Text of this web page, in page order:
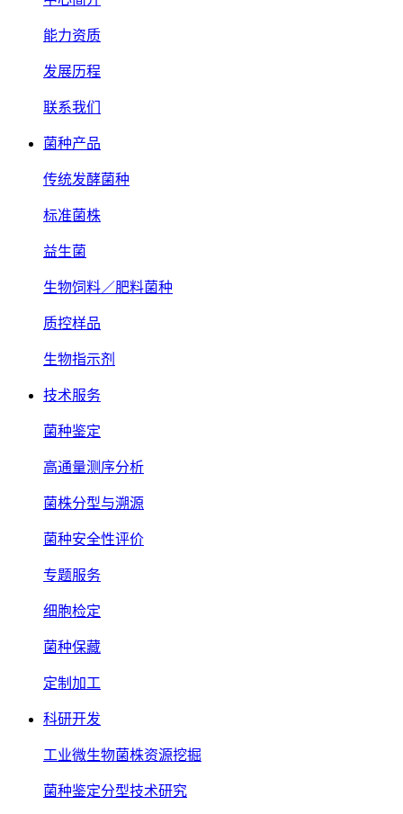
能力资质
发展历程
联系我们
菌种产品
传统发酵菌种
标准菌株
益生菌
生物饲料／肥料菌种
质控样品
生物指示剂
技术服务
菌种鉴定
高通量测序分析
菌株分型与溯源
菌种安全性评价
专题服务
细胞检定
菌种保藏
定制加工
科研开发
工业微生物菌株资源挖掘
菌种鉴定分型技术研究